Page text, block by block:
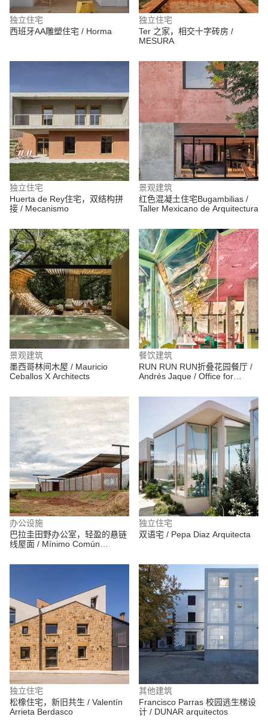
独立住宅
西班牙AA雕塑住宅 / Horma
独立住宅
Ter 之家，相交十字砖房 /
MESURA
独立住宅
Huerta de Rey住宅，双结构拼
接 / Mecanismo
景观建筑
红色混凝土住宅Bugambilias /
Taller Mexicano de Arquitectura
景观建筑
墨西哥林间木屋 / Mauricio
Ceballos X Architects
餐饮建筑
RUN RUN RUN折叠花园餐厅 /
Andrés Jaque / Office for
办公设施
巴拉圭田野办公室，轻盈的悬链
线屋面 / Mínimo Común
独立住宅
双语宅 / Pepa Diaz Arquitecta
独立住宅
松橡住宅，新旧共生 / Valentín
Arrieta Berdasco
其他建筑
Francisco Parras 校园逃生梯设
计 / DUNAR arquitectos